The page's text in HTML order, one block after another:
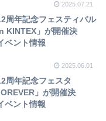
2025.07.21
周年記念フェスティバル
KINTEX」が開催決
ベント情報
2025.06.01
周年記念フェスタ
」が開催決
ベント情報